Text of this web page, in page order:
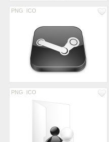
PNG ICO
PNG ICO